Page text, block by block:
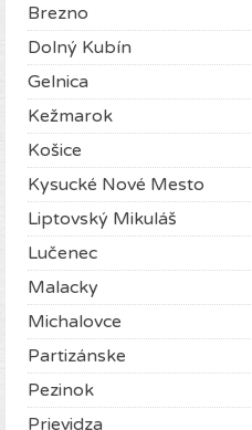
Brezno
Dolný Kubín
Gelnica
Kežmarok
Košice
Kysucké Nové Mesto
Liptovský Mikuláš
Lučenec
Malacky
Michalovce
Partizánske
Pezinok
Prievidza